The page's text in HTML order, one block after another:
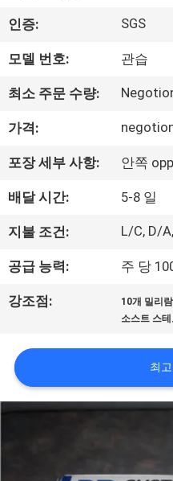
리
에
여
공
장
여
행
품
질
관
인증: SGS
모델 번호: 관습
최소 주문 수량:
가격:
포장 세부 사항: 안쪽
배달 시간: 5-8 일
지불 조건: L/C, D/
공급 능력: 주 당
강조점: 10개 밀리
소스트 스
최